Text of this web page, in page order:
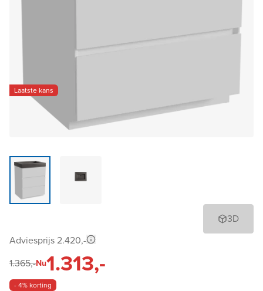
Laatste kans
3D
Adviesprijs 2.420,-
1.365,-Nu1.313,-
- 4% korting